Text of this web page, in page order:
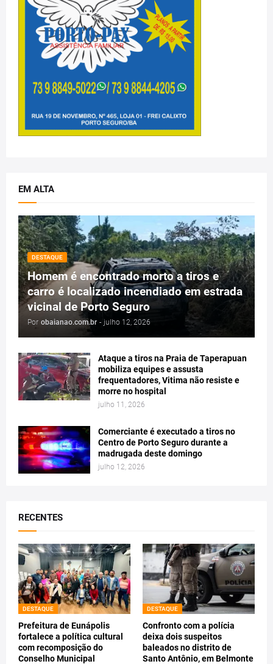
EM ALTA
DESTAQUE
Homem é encontrado morto a tiros e
carro é localizado incendiado em estrada
vicinal de Porto Seguro
Por obaianao.com.br - julho 12, 2026
Ataque a tiros na Praia de Taperapuan
mobiliza equipes e assusta
frequentadores, Vitima não resiste e
morre no hospital
julho 11, 2026
Comerciante é executado a tiros no
Centro de Porto Seguro durante a
madrugada deste domingo
julho 12, 2026
RECENTES
DESTAQUE
Prefeitura de Eunápolis
fortalece a política cultural
com recomposição do
Conselho Municipal
DESTAQUE
Confronto com a polícia
deixa dois suspeitos
baleados no distrito de
Santo Antônio, em Belmonte